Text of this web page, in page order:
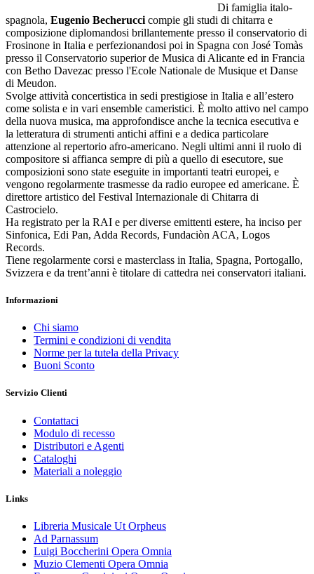
Di famiglia italo-
spagnola, Eugenio Becherucci compie gli studi di chitarra e
composizione diplomandosi brillantemente presso il conservatorio di
Frosinone in Italia e perfezionandosi poi in Spagna con José Tomàs
presso il Conservatorio superior de Musica di Alicante ed in Francia
con Betho Davezac presso l'Ecole Nationale de Musique et Danse
di Meudon.
Svolge attività concertistica in sedi prestigiose in Italia e all’estero
come solista e in vari ensemble cameristici. È molto attivo nel campo
della nuova musica, ma approfondisce anche la tecnica esecutiva e
la letteratura di strumenti antichi affini e a dedica particolare
attenzione al repertorio afro-americano. Negli ultimi anni il ruolo di
compositore si affianca sempre di più a quello di esecutore, sue
composizioni sono state eseguite in importanti teatri europei, e
vengono regolarmente trasmesse da radio europee ed americane. È
direttore artistico del Festival Internazionale di Chitarra di
Castrocielo.
Ha registrato per la RAI e per diverse emittenti estere, ha inciso per
Sinfonica, Edi Pan, Adda Records, Fundaciòn ACA, Logos
Records.
Tiene regolarmente corsi e masterclass in Italia, Spagna, Portogallo,
Svizzera e da trent’anni è titolare di cattedra nei conservatori italiani.
Informazioni
Chi siamo
Termini e condizioni di vendita
Norme per la tutela della Privacy
Buoni Sconto
Servizio Clienti
Contattaci
Modulo di recesso
Distributori e Agenti
Cataloghi
Materiali a noleggio
Links
Libreria Musicale Ut Orpheus
Ad Parnassum
Luigi Boccherini Opera Omnia
Muzio Clementi Opera Omnia